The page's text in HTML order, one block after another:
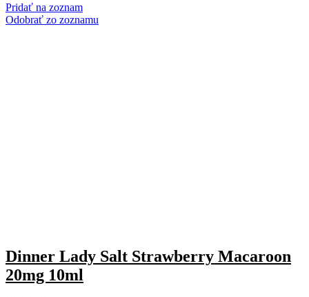
Pridať na zoznam
Odobrať zo zoznamu
Dinner Lady Salt Strawberry Macaroon
20mg 10ml